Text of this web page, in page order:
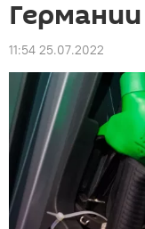
Германии
11:54 25.07.2022